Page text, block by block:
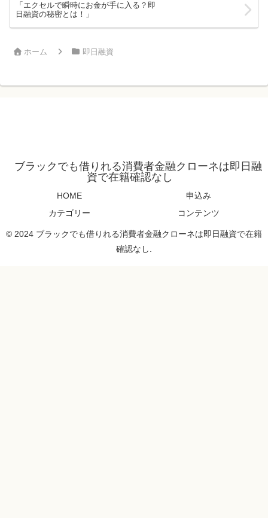
「エクセルで瞬時にお金が手に入る？即
日融資の秘密とは！」
ホーム 即日融資
ブラックでも借りれる消費者金融クローネは即日融
資で在籍確認なし
HOME
申込み
カテゴリー
コンテンツ
© 2024 ブラックでも借りれる消費者金融クローネは即日融資で在籍
確認なし.